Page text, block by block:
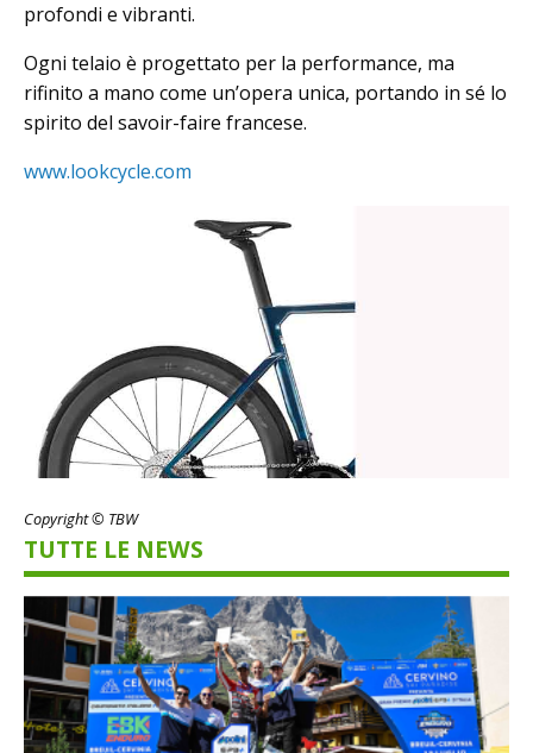
profondi e vibranti.
Ogni telaio è progettato per la performance, ma
rifinito a mano come un’opera unica, portando in sé lo
spirito del savoir-faire francese.
www.lookcycle.com
Copyright © TBW
TUTTE LE NEWS